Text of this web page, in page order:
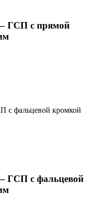
– ГСП с прямой
ГСП с фальцевой